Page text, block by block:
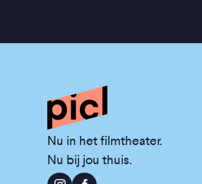
Nu in het filmtheater.
Nu bij jou thuis.